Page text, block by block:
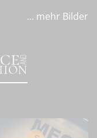
... mehr Bilder